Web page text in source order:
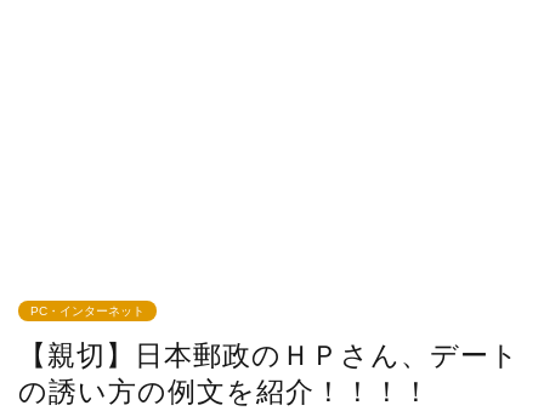
PC・インターネット
【親切】日本郵政のＨＰさん、デート
の誘い方の例文を紹介！！！！